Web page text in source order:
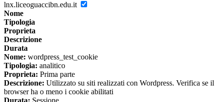
lnx.liceoguaccibn.edu.it
Nome
Tipologia
Proprieta
Descrizione
Durata
Nome: wordpress_test_cookie
Tipologia: analitico
Proprieta: Prima parte
Descrizione: Utilizzato su siti realizzati con Wordpress. Verifica se il
browser ha o meno i cookie abilitati